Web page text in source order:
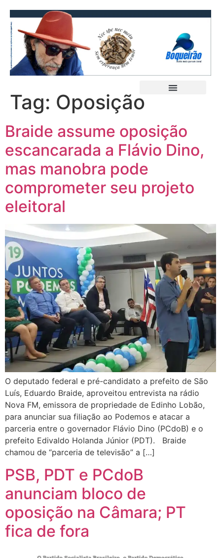
Tag: Oposição
Braide assume oposição
escancarada a Flávio Dino,
mas manobra pode
comprometer seu projeto
eleitoral
O deputado federal e pré-candidato a prefeito de São
Luís, Eduardo Braide, aproveitou entrevista na rádio
Nova FM, emissora de propriedade de Edinho Lobão,
para anunciar sua filiação ao Podemos e atacar a
parceria entre o governador Flávio Dino (PCdoB) e o
prefeito Edivaldo Holanda Júnior (PDT). Braide
chamou de “parceria de televisão” a […]
PSB, PDT e PCdoB
anunciam bloco de
oposição na Câmara; PT
fica de fora